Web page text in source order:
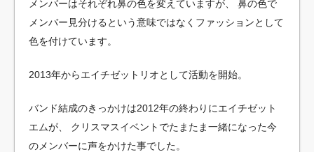
メンバーはそれぞれ鼻の色を変えていますが、
鼻の色で
メンバー見分けるという意味ではなくファッションとして
色を付けています。
2013年からエイチゼットリオとして活動を開始。
バンド結成のきっかけは2012年の終わりにエイチゼット
エムが、
クリスマスイベントでたまたま一緒になった今
のメンバーに声をかけた事でした。